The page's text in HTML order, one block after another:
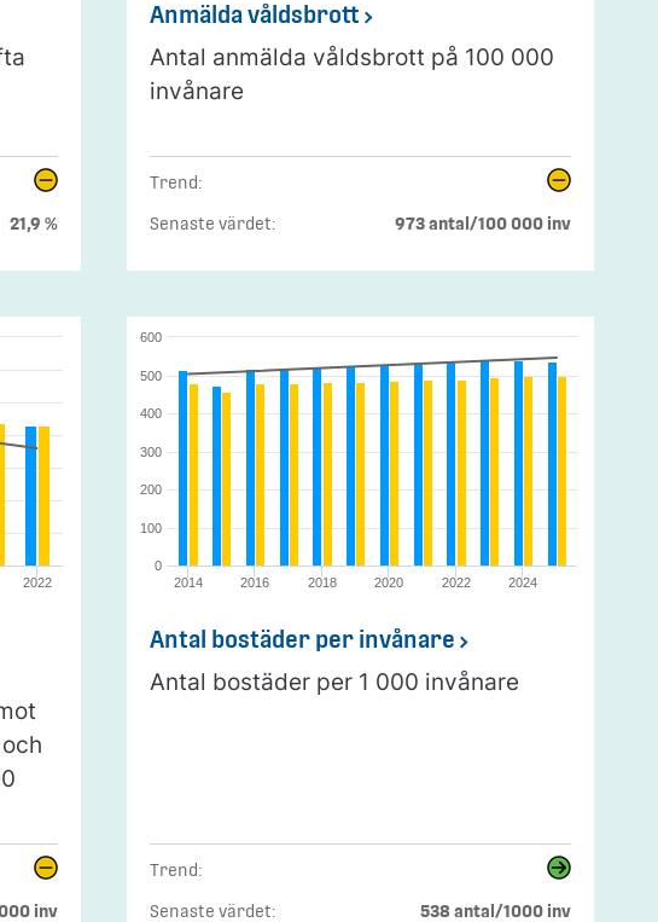
21,9 %
Anmälda våldsbrott
Antal anmälda våldsbrott på 100 000
invånare
Trend:
Senaste värdet: 973 antal/100 000 inv
2022
inv
2014 2016 2018 2020 2022 2024
0
100
200
300
400
500
600
Antal bostäder per invånare
Antal bostäder per 1 000 invånare
Trend:
Senaste värdet: 538 antal/1000 inv